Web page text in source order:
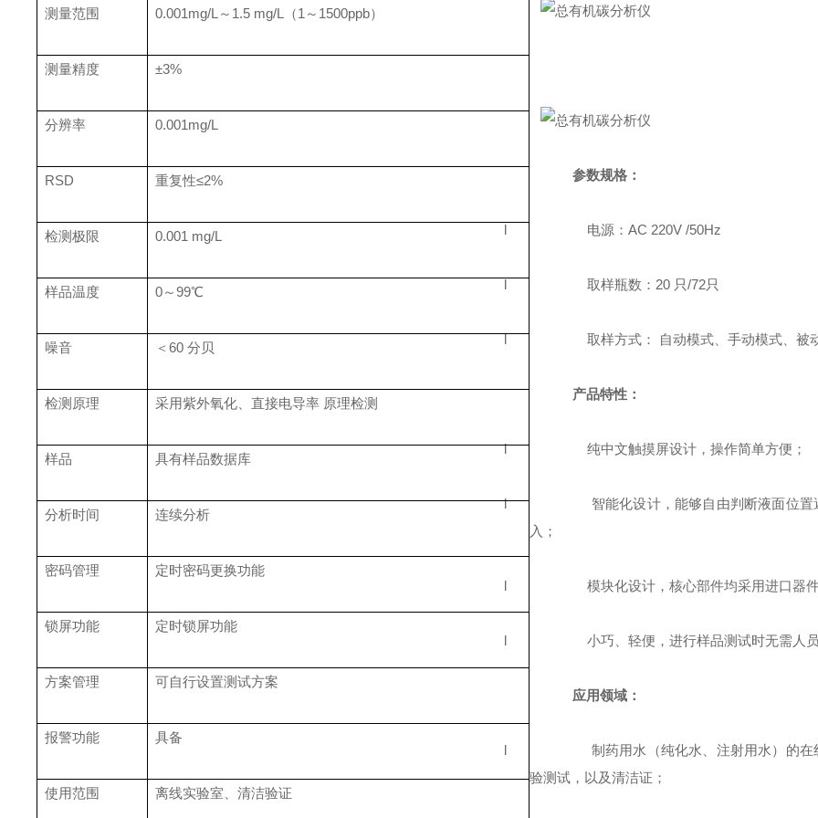
测量范围 0.001mg/L～1.5 mg/L（1～1500ppb）
测量精度 ±3%
分辨率 0.001mg/L
RSD 重复性≤2%
检测极限 0.001 mg/L
样品温度 0～99℃
噪音 ＜60 分贝
检测原理 采用紫外氧化、直接电导率 原理检测
样品 具有样品数据库
分析时间 连续分析
密码管理 定时密码更换功能
锁屏功能 定时锁屏功能
方案管理 可自行设置测试方案
报警功能 具备
使用范围 离线实验室、清洁验证
参数规格：
电源：AC 220V /50Hz
取样瓶数：20 只/72只
取样方式： 自动模式、手动模式、被
产品特性：
l 纯中文触摸屏设计，操作简单方便；
l
智能化设计，能够自由判断液面位置
入；
模块化设计，核心部件均采用进口器
小巧、轻便，进行样品测试时无需人
应用领域：
制药用水（纯化水、注射用水）的在
验测试，以及清洁证；